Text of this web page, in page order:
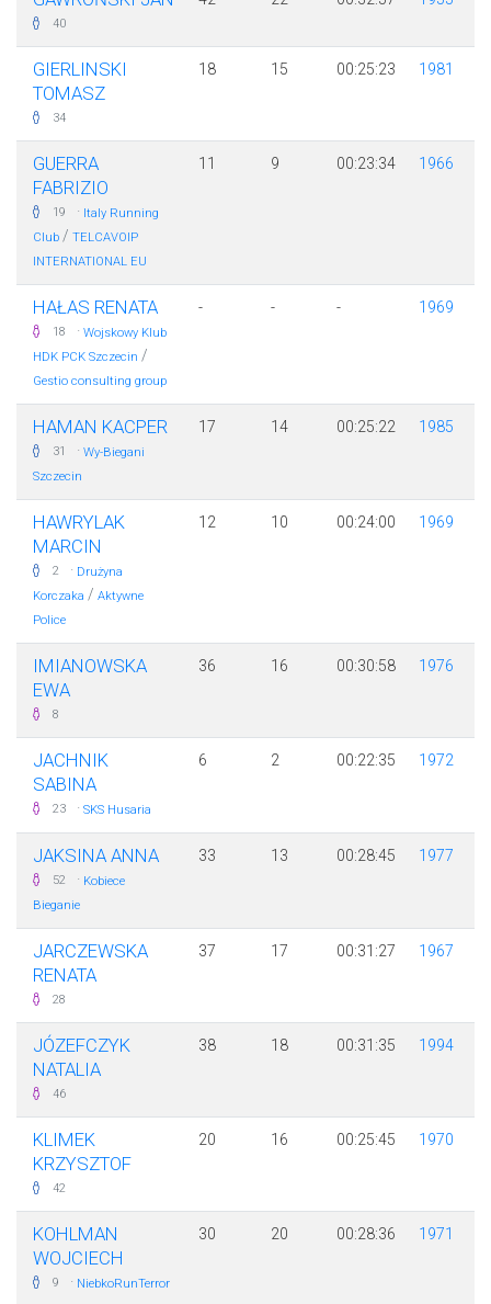
40
GIERLINSKI
TOMASZ
34
18 15 00:25:23 1981
GUERRA
FABRIZIO
19 · Italy Running
Club / TELCAVOIP
INTERNATIONAL EU
11 9 00:23:34 1966
HAŁAS RENATA
18 · Wojskowy Klub
HDK PCK Szczecin /
Gestio consulting group
- - - 1969
HAMAN KACPER
31 · Wy-Biegani
Szczecin
17 14 00:25:22 1985
HAWRYLAK
MARCIN
2 · Drużyna
Korczaka / Aktywne
Police
12 10 00:24:00 1969
IMIANOWSKA
EWA
8
36 16 00:30:58 1976
JACHNIK
SABINA
23 · SKS Husaria
6 2 00:22:35 1972
JAKSINA ANNA
52 · Kobiece
Bieganie
33 13 00:28:45 1977
JARCZEWSKA
RENATA
28
37 17 00:31:27 1967
JÓZEFCZYK
NATALIA
46
38 18 00:31:35 1994
KLIMEK
KRZYSZTOF
42
20 16 00:25:45 1970
KOHLMAN
WOJCIECH
9 · NiebkoRunTerror
30 20 00:28:36 1971